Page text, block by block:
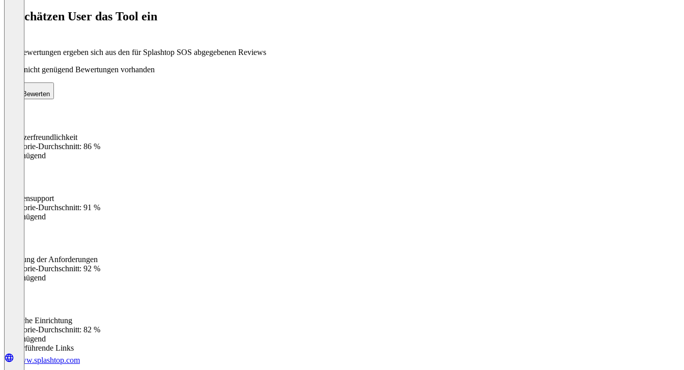
So schätzen User das Tool ein
Die Bewertungen ergeben sich aus den für Splashtop SOS abgegebenen Reviews
Noch nicht genügend Bewertungen vorhanden
Bewerten
Benutzerfreundlichkeit
Kategorie-Durchschnitt: 86 %
Ungenügend
Kundensupport
Kategorie-Durchschnitt: 91 %
Ungenügend
Erfüllung der Anforderungen
Kategorie-Durchschnitt: 92 %
Ungenügend
Einfache Einrichtung
Kategorie-Durchschnitt: 82 %
Ungenügend
Weiterführende Links
www.splashtop.com